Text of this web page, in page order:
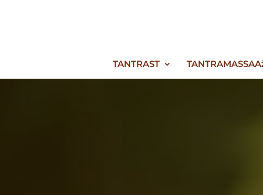
TANTRAST